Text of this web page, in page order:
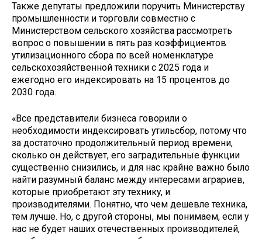
Также депутаты предложили поручить Министерству
промышленности и торговли совместно с
Министерством сельского хозяйства рассмотреть
вопрос о повышении в пять раз коэффициентов
утилизационного сбора по всей номенклатуре
сельскохозяйственной техники с 2025 года и
ежегодно его индексировать на 15 процентов до
2030 года.
«Все представители бизнеса говорили о
необходимости индексировать утильсбор, потому что
за достаточно продолжительный период времени,
сколько он действует, его заградительные функции
существенно снизились, и для нас крайне важно было
найти разумный баланс между интересами аграриев,
которые приобретают эту технику, и
производителями. Понятно, что чем дешевле техника,
тем лучше. Но, с другой стороны, мы понимаем, если у
нас не будет наших отечественных производителей,